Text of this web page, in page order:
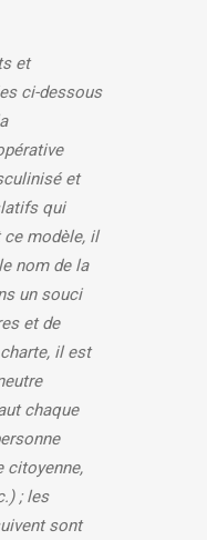
et
ci-dessous
et
qui
modèle, il
nom de la
un souci
et de
il est
chaque
citoyenne,
; les
sont